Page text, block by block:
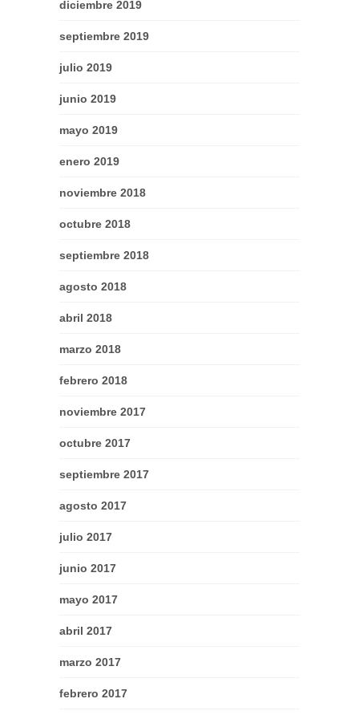
diciembre 2019
septiembre 2019
julio 2019
junio 2019
mayo 2019
enero 2019
noviembre 2018
octubre 2018
septiembre 2018
agosto 2018
abril 2018
marzo 2018
febrero 2018
noviembre 2017
octubre 2017
septiembre 2017
agosto 2017
julio 2017
junio 2017
mayo 2017
abril 2017
marzo 2017
febrero 2017